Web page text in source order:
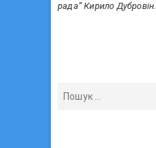
рада” Кирило Дубровін.